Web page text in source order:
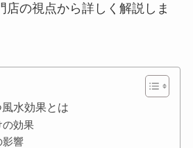
店の視点から詳しく解説しま
水効果とは
の効果
影響